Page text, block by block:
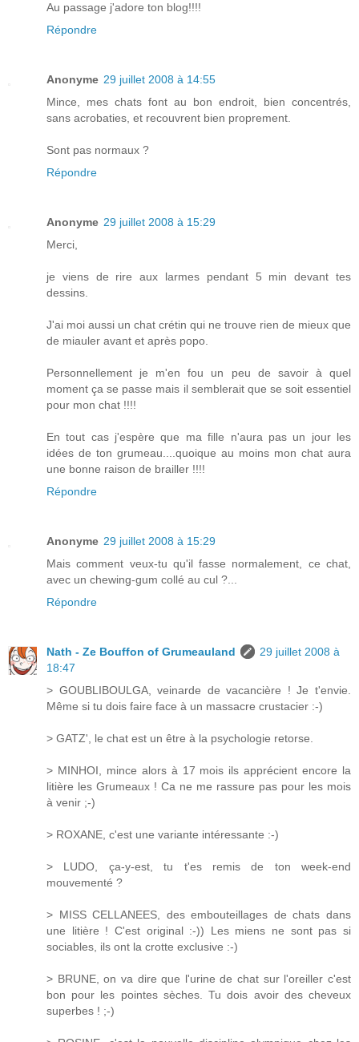
Au passage j'adore ton blog!!!!
Répondre
Anonyme 29 juillet 2008 à 14:55
Mince, mes chats font au bon endroit, bien concentrés,
sans acrobaties, et recouvrent bien proprement.
Sont pas normaux ?
Répondre
Anonyme 29 juillet 2008 à 15:29
Merci,
je viens de rire aux larmes pendant 5 min devant tes
dessins.
J'ai moi aussi un chat crétin qui ne trouve rien de mieux que
de miauler avant et après popo.
Personnellement je m'en fou un peu de savoir à quel
moment ça se passe mais il semblerait que se soit essentiel
pour mon chat !!!!
En tout cas j'espère que ma fille n'aura pas un jour les
idées de ton grumeau....quoique au moins mon chat aura
une bonne raison de brailler !!!!
Répondre
Anonyme 29 juillet 2008 à 15:29
Mais comment veux-tu qu'il fasse normalement, ce chat,
avec un chewing-gum collé au cul ?...
Répondre
Nath - Ze Bouffon of Grumeauland
29 juillet 2008 à
18:47
> GOUBLIBOULGA, veinarde de vacancière ! Je t'envie.
Même si tu dois faire face à un massacre crustacier :-)
> GATZ', le chat est un être à la psychologie retorse.
> MINHOI, mince alors à 17 mois ils apprécient encore la
litière les Grumeaux ! Ca ne me rassure pas pour les mois
à venir ;-)
> ROXANE, c'est une variante intéressante :-)
> LUDO, ça-y-est, tu t'es remis de ton week-end
mouvementé ?
> MISS CELLANEES, des embouteillages de chats dans
une litière ! C'est original :-)) Les miens ne sont pas si
sociables, ils ont la crotte exclusive :-)
> BRUNE, on va dire que l'urine de chat sur l'oreiller c'est
bon pour les pointes sèches. Tu dois avoir des cheveux
superbes ! ;-)